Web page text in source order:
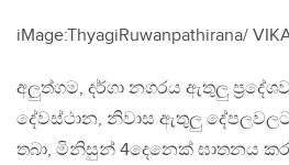
iMage:ThyagiRuwanpathirana/
අලුත්ගම, දර්ගා නගරය ඇතුලු
දේවස්ථාන, නිවාස ඇතුලු
තබා, මිනිසුන් 4දෙනෙක් ඝාතනය